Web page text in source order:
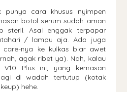
punya cara khusus nyimpen
botol serum sudah aman
steril. Asal enggak terpapar
/ lampu aja. Ada juga
care-nya ke kulkas biar awet
agak ribet ya). Nah, kalau
V10 Plus ini, yang kemasan
di wadah tertutup (kotak
hehe.